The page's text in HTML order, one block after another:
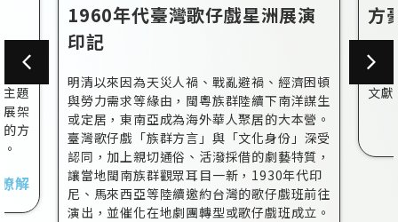
法師
事，
題
架
方
解
1960年代臺灣歌仔戲星洲展演
印記
明清以來因為天災人禍、戰亂避禍、經濟困頓
與勞力需求等緣由，閩粵族群陸續下南洋謀生
或定居，東南亞成為海外華人聚居的大本營。
臺灣歌仔戲「族群方言」與「文化身份」深受
認同，加上親切通俗、活潑採借的劇藝特質，
讓當地閩南族群觀眾耳目一新，1930年代印
尼、馬來西亞等陸續邀約台灣的歌仔戲班前往
演出，並催化在地劇團轉型或歌仔戲班成立。
方
「昔
部
文